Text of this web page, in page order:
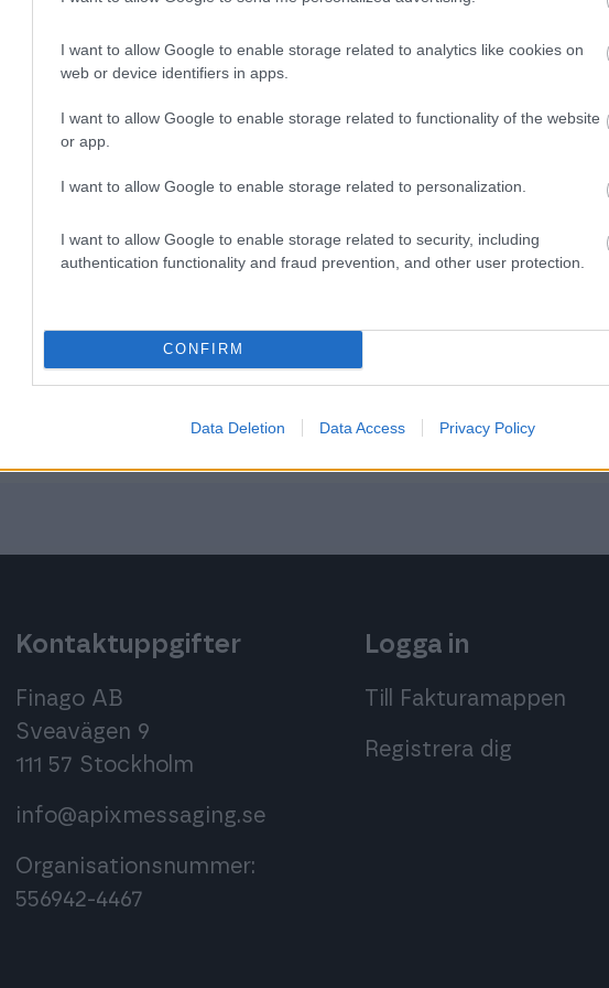
I want to allow Google to enable storage related to analytics like cookies on
web or device identifiers in apps.
I want to allow Google to enable storage related to functionality of the website
or app.
I want to allow Google to enable storage related to personalization.
I want to allow Google to enable storage related to security, including
authentication functionality and fraud prevention, and other user protection.
CONFIRM
Data Deletion Data Access Privacy Policy
Apix
specialiserat sig på digital förmedling av
sedan starten varit fokuserade på att
med affärssystem som vill ge sina kunder en
modern lösning för att skicka och ta emot
aktiv medlem i NEA, Nätverket för
Affärer.
Kontaktuppgifter
Finago AB
Sveavägen 9
111 57 Stockholm
info@apixmessaging.se
Organisationsnummer:
556942-4467
Logga in
Till Fakturamappen
Registrera dig